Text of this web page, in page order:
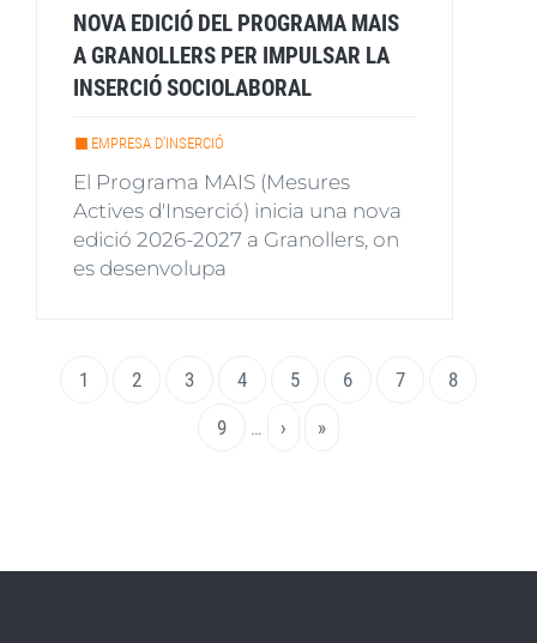
NOVA EDICIÓ DEL PROGRAMA MAIS
A GRANOLLERS PER IMPULSAR LA
INSERCIÓ SOCIOLABORAL
EMPRESA D'INSERCIÓ
El Programa MAIS (Mesures
Actives d'Inserció) inicia una nova
edició 2026-2027 a Granollers, on
es desenvolupa
PaginacióPàgina
1 Page
2 Page
3 Page
4 Page
5 Page
6 Page
7 Page
8
Page
9 …
Pàgina
›
Última
»